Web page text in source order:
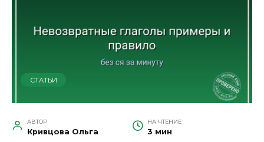
СТАТЬИ
АВТОР
Кривцова Ольга
НА ЧТЕНИЕ
3 мин